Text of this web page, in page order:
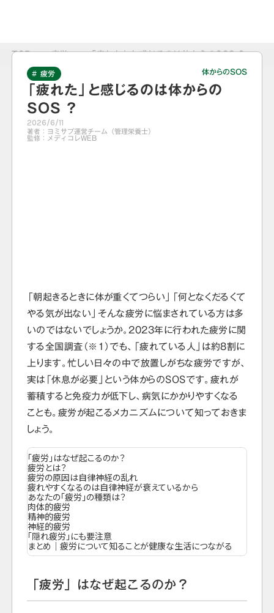
TOP > 疲労 > 「疲れた」と感じるのは体からのSOS ?
# 疲労 体からのSOS
「疲れた」と感じるのは体からの
SOS ?
2026/6/11
著者： ヨミサプ運営チーム（管理栄養士）
監修： メディコレWEB
「朝起きるときに体が重くてつらい」「何となくだるくて
やる気が出ない」そんな疲労に悩まされている方は多
いのではないでしょうか。2023年に行われた疲労に関
する全国調査（※１）でも、「疲れている人」は約8割に
上ります。忙しい日々の中で放置しがちな疲労ですが、
実は「休息が必要」という体からのSOSです。疲れが
蓄積すると免疫力が低下し、病気にかかりやすくなる
ことも。疲労が起こるメカニズムについて知っておきま
しょう。
「疲労」はなぜ起こるのか？
疲労とは？
疲労の原因は自律神経の乱れ
疲れやすくなるのは自律神経が衰えているから
あなたの「疲労」の種類は？
肉体的疲労
精神的疲労
神経的疲労
「隠れ疲労」にも要注意
まとめ｜疲労について知ることが健康な生活につながる
「疲労」はなぜ起こるのか？